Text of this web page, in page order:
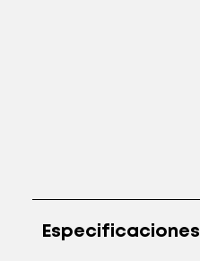
Especificaciones